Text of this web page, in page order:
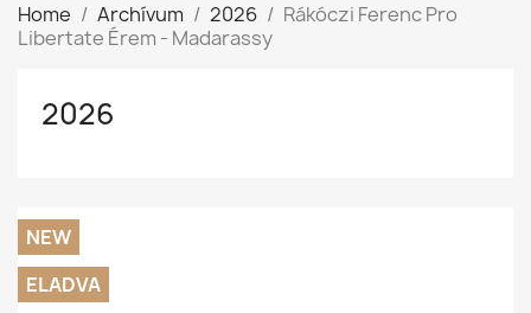
Home Archívum 2026
Rákóczi Ferenc Pro
Libertate Érem - Madarassy
2026
NEW
ELADVA